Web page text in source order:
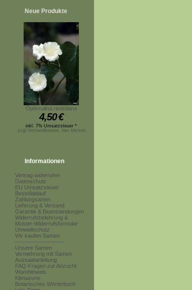
Neue Produkte
Operculina riedeliana
4,50€
inkl. 7% Umsatzsteuer *
zzgl.Versandkosten, hier klicken
Informationen
Vertrag widerrufen
Datenschutz
EU Umsatzsteuer
Bestellablauf
Zahlungsarten
Lieferung & Versand
Garantie & Beanstandungen
Widerrufsbelehrung &
Muster-Widerrufsformular
Umweltschutz
Wir kaufen Samen
------------------------
Unsere Samen
Vermehrung mit Samen
Aussaatanleitung
FAQ-Fragen zur Anzucht
Warnhinweis
Klimazone
Botanisches Wörterbuch